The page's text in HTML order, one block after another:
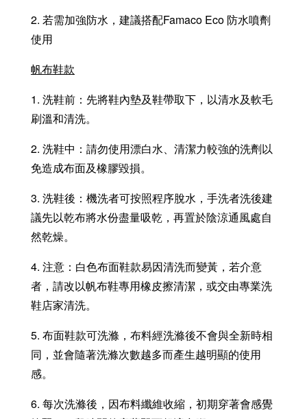
2. 若需加強防水，建議搭配Famaco Eco 防水噴劑
使用
帆布鞋款
1. 洗鞋前：先將鞋內墊及鞋帶取下，以清水及軟毛
刷溫和清洗。
2. 洗鞋中：請勿使用漂白水、清潔力較強的洗劑以
免造成布面及橡膠毀損。
3. 洗鞋後：機洗者可按照程序脫水，手洗者洗後建
議先以乾布將水份盡量吸乾，再置於陰涼通風處自
然乾燥。
4. 注意：白色布面鞋款易因清洗而變黃，若介意
者，請改以帆布鞋專用橡皮擦清潔，或交由專業洗
鞋店家清洗。
5. 布面鞋款可洗滌，布料經洗滌後不會與全新時相
同，並會隨著洗滌次數越多而產生越明顯的使用
感。
6. 每次洗滌後，因布料纖維收縮，初期穿著會感覺